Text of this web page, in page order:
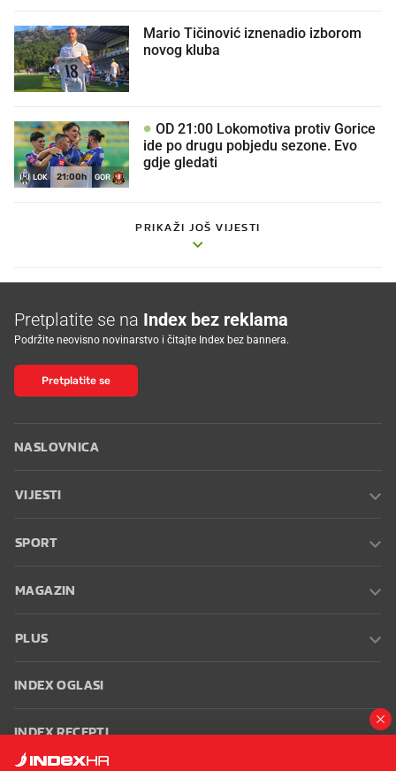
Mario Tičinović iznenadio izborom
novog kluba
LOK 21:00h GOR
OD 21:00 Lokomotiva protiv Gorice
ide po drugu pobjedu sezone. Evo
gdje gledati
PRIKAŽI JOŠ VIJESTI
Pretplatite se na Index bez reklama
Podržite neovisno novinarstvo i čitajte Index bez bannera.
Pretplatite se
NASLOVNICA
VIJESTI
SPORT
MAGAZIN
PLUS
INDEX OGLASI
INDEX RECEPTI